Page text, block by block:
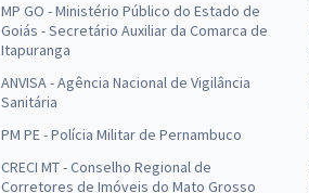
MP GO - Ministério Público do Estado de
Goiás - Secretário Auxiliar da Comarca de
Itapuranga
ANVISA - Agência Nacional de Vigilância
Sanitária
PM PE - Polícia Militar de Pernambuco
CRECI MT - Conselho Regional de
Corretores de Imóveis do Mato Grosso